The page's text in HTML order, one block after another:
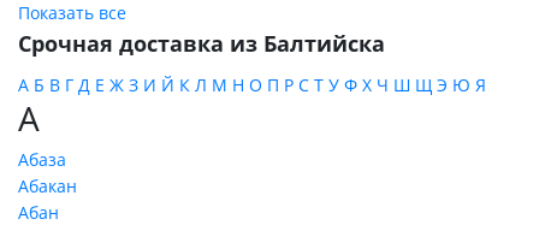
Показать все
Срочная доставка из Балтийска
А Б В Г Д Е Ж З И Й К Л М Н О П Р С Т У Ф Х Ч Ш Щ Э Ю Я
А
Абаза
Абакан
Абан